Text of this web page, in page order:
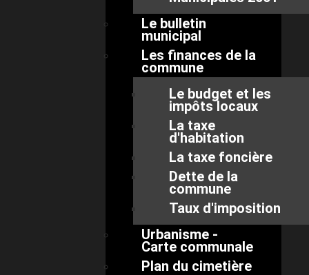
Le bulletin
municipal
Les finances de la
commune
Le budget et les
impôts locaux
La taxe
d'habitation
La taxe foncière
Dette de la
commune
Taux d'imposition
Urbanisme -
Carte communale
Plan du cimetière